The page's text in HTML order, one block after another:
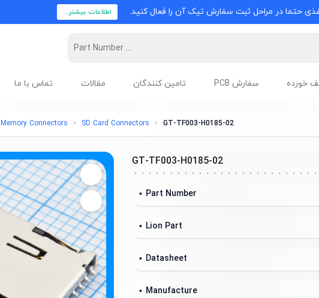
حتما در مراحل ثبت سفارش تیک آن را فعال کنید. اطلاعات بیشتر...
خورده سفارش PCB تامین کنندگان مقالات تماس با ما
Memory Connectors SD Card Connectors GT-TF003-H0185-02
GT-TF003-H0185-02
Part Number
Lion Part
Datasheet
Manufacture